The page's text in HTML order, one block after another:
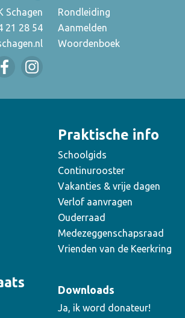
Schagen
21 28 54
Rondleiding
Aanmelden
Woordenboek
Praktische info
Schoolgids
Continurooster
Vakanties & vrije dagen
Verlof aanvragen
Ouderraad
Medezeggenschapsraad
Vrienden van de Keerkring
Downloads
Ja, ik word donateur!